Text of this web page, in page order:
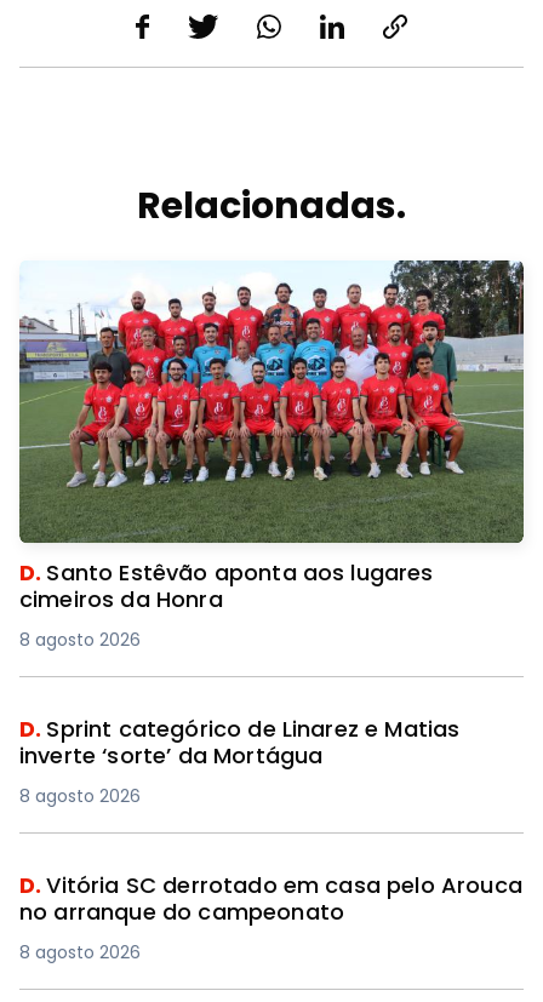
Relacionadas.
D. Santo Estêvão aponta aos lugares
cimeiros da Honra
8 agosto 2026
D. Sprint categórico de Linarez e Matias
inverte ‘sorte’ da Mortágua
8 agosto 2026
D.Vitória SC derrotado em casa pelo Arouca
no arranque do campeonato
8 agosto 2026